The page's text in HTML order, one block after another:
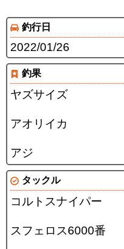
釣行日
2022/01/26
釣果
ヤズサイズ
アオリイカ
アジ
タックル
コルトスナイパー
スフェロス6000番